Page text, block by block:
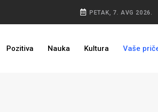
PETAK, 7. AVG 2026.
Pozitiva Nauka Kultura Vaše